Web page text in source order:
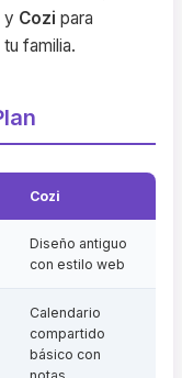
y Cozi para
familia.
Cozi
Diseño antiguo
con estilo web
Calendario
compartido
básico con